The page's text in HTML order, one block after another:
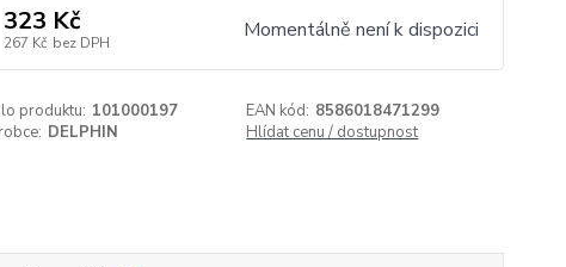
323 Kč
267 Kč bez DPH Momentálně není k dispozici
produktu: 101000197 EAN kód: 8586018471299
DELPHIN Hlídat cenu / dostupnost